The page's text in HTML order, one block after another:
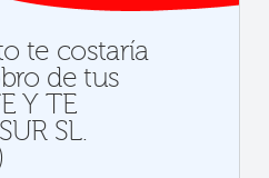
te costaría
de tus
Y TE
SL.